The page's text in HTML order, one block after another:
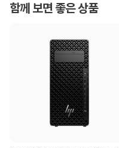
함께 보면 좋은 상품